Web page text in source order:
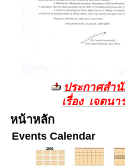
ประกาศสำ
เรื่อง เจตน
หน้าหลัก
Events Calendar